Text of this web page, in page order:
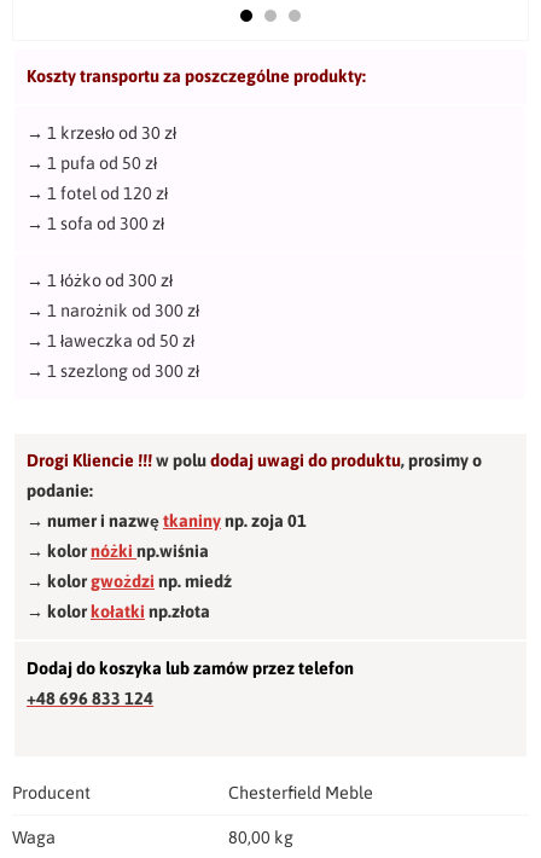
Koszty transportu za poszczególne produkty:
→ 1 krzesło od 30 zł
→ 1 pufa od 50 zł
→ 1 fotel od 120 zł
→ 1 sofa od 300 zł
→ 1 łóżko od 300 zł
→ 1 narożnik od 300 zł
→ 1 ławeczka od 50 zł
→ 1 szezlong od 300 zł
Drogi Kliencie !!!w poludodaj uwagi do produktu,prosimy o
podanie:
→ numer i nazwętkaninynp. zoja 01
→ kolornóżki np.wiśnia
→ kolorgwożdzi np. miedź
→ kolorkołatki np.złota
Dodaj do koszyka lub zamów przez telefon
+48 696 833 124
Producent Chesterfield Meble
Waga 80,00 kg